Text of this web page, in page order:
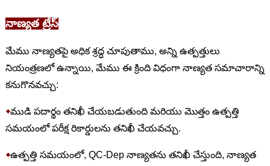
నాణ్యత ట్రేస్
మేము నాణ్యతపై అధిక శ్రద్ధ చూపుతాము, అన్ని ఉత్పత్తులు
నియంత్రణలో ఉన్నాయి, మేము ఈ క్రింది విధంగా నాణ్యత సమాచారాన్ని
కనుగొనవచ్చు:
◆ముడి పదార్థం తనిఖీ చేయబడుతుంది మరియు మొత్తం ఉత్పత్తి
సమయంలో పరీక్ష రికార్డులను తనిఖీ చేయవచ్చు.
◆ఉత్పత్తి సమయంలో, QC-Dep నాణ్యతను తనిఖీ చేస్తుంది, నాణ్యత